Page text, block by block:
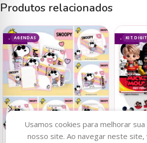
Produtos relacionados
AGENDAS
- 93% KIT
- 93%
Usamos cookies para melhorar
nosso site. Ao navegar neste site,